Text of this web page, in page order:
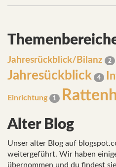
Jahresrückblick/Bilanz 2
Jahresückblick 4
Einrichtung 1
Alter Blog
Unser alter Blog auf
weitergeführt. Wir haben
übernommen und du findest